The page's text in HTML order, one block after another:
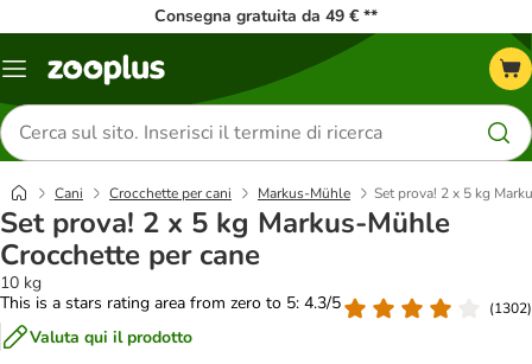
Consegna gratuita da 49 € **
Overview
Cerca
prodotti
Cani Crocchette per cani Markus-Mühle Set prova! 2 x 5 kg
Set prova! 2 x 5 kg Markus-Mühle
Crocchette per cane
10 kg
This is a stars rating area from zero to 5: 4.3/5
(1302)
Valuta qui il prodotto